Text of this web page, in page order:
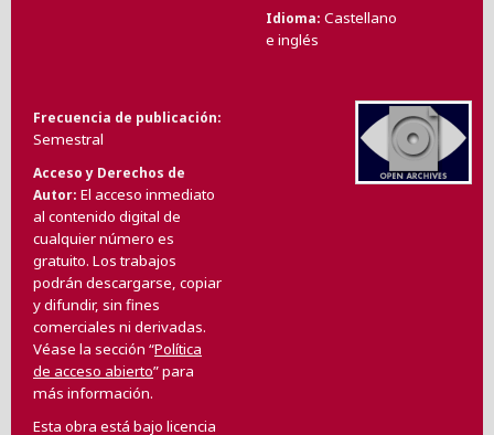
Idioma Castellano
e inglés
Frecuencia de publicación
Semestral
Acceso y Derechos de
Autor El acceso inmediato
al contenido digital de
cualquier número es
gratuito. Los trabajos
podrán descargarse, copiar
y difundir, sin fines
comerciales ni derivadas.
Véase la sección “Política
de acceso abierto” para
más información.
Esta obra está bajo licencia